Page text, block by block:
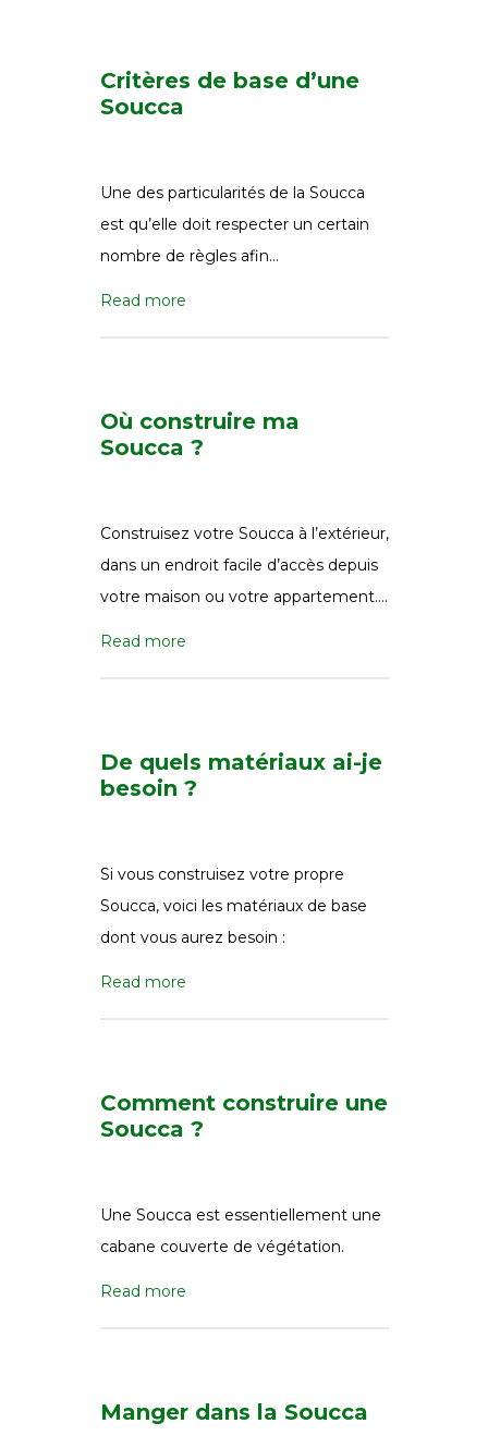
Critères de base d’une
Soucca
Une des particularités de la Soucca
est qu’elle doit respecter un certain
nombre de règles afin…
Read more
Où construire ma
Soucca ?
Construisez votre Soucca à l’extérieur,
dans un endroit facile d’accès depuis
votre maison ou votre appartement….
Read more
De quels matériaux ai-je
besoin ?
Si vous construisez votre propre
Soucca, voici les matériaux de base
dont vous aurez besoin :
Read more
Comment construire une
Soucca ?
Une Soucca est essentiellement une
cabane couverte de végétation.
Read more
Manger dans la Soucca